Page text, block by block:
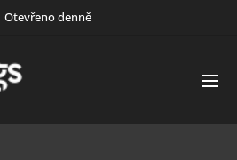
Otevřeno denně